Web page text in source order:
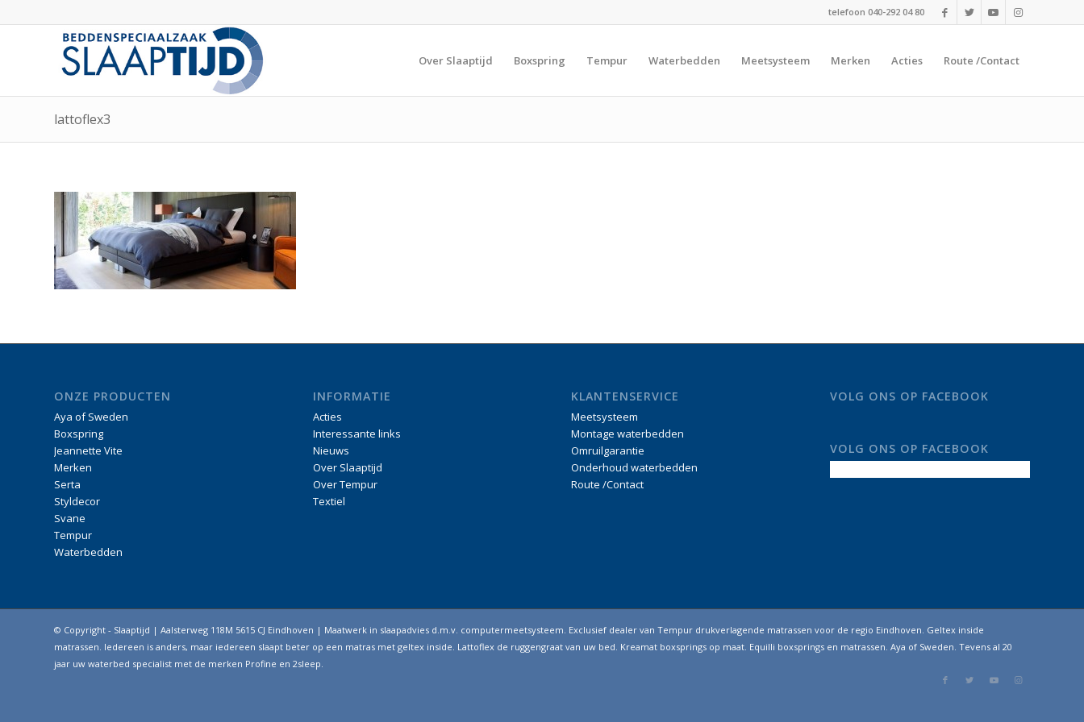
telefoon 040-292 04 80
Over Slaaptijd Boxspring Tempur Waterbedden Meetsysteem Merken Acties Route /Contact
lattoflex3
ONZE PRODUCTEN
Aya of Sweden
Boxspring
Jeannette Vite
Merken
Serta
Styldecor
Svane
Tempur
Waterbedden
INFORMATIE
Acties
Interessante links
Nieuws
Over Slaaptijd
Over Tempur
Textiel
KLANTENSERVICE
Meetsysteem
Montage waterbedden
Omruilgarantie
Onderhoud waterbedden
Route /Contact
VOLG ONS OP FACEBOOK
VOLG ONS OP FACEBOOK
© Copyright - Slaaptijd | Aalsterweg 118M 5615 CJ Eindhoven | Maatwerk in slaapadvies d.m.v. computermeetsysteem. Exclusief dealer van Tempur drukverlagende matrassen voor de regio Eindhoven. Geltex inside
matrassen. Iedereen is anders, maar iedereen slaapt beter op een matras met geltex inside. Lattoflex de ruggengraat van uw bed. Kreamat boxsprings op maat. Equilli boxsprings en matrassen. Aya of Sweden. Tevens al 20
jaar uw waterbed specialist met de merken Profine en 2sleep.